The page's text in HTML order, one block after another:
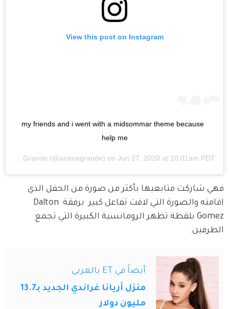
View this post on Instagram
my friends and i went with a midsommar theme because
help me
Ariana Grande (@arianagrande) on Jun 27, 2020 at 10:01am PDT
فهي شاركت متابعيها بأكثر من صورة من الحفل الذي
اقامته والصورة التي لاقت تفاعل كبير  برفقة Dalton
Gomez بلقطة تظهر الرومانسية الكبيرة التي تجمع
الطرفين.
أيضاً في ET بالعربي
منزل أريانا غراندي الجديد بـ13.7
مليون دولار